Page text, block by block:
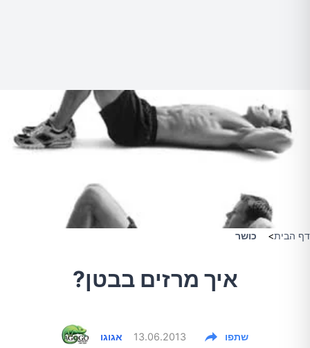
דף הבית> כושר
איך מרזים בבטן?
אגוגו 13.06.2013 שתפו